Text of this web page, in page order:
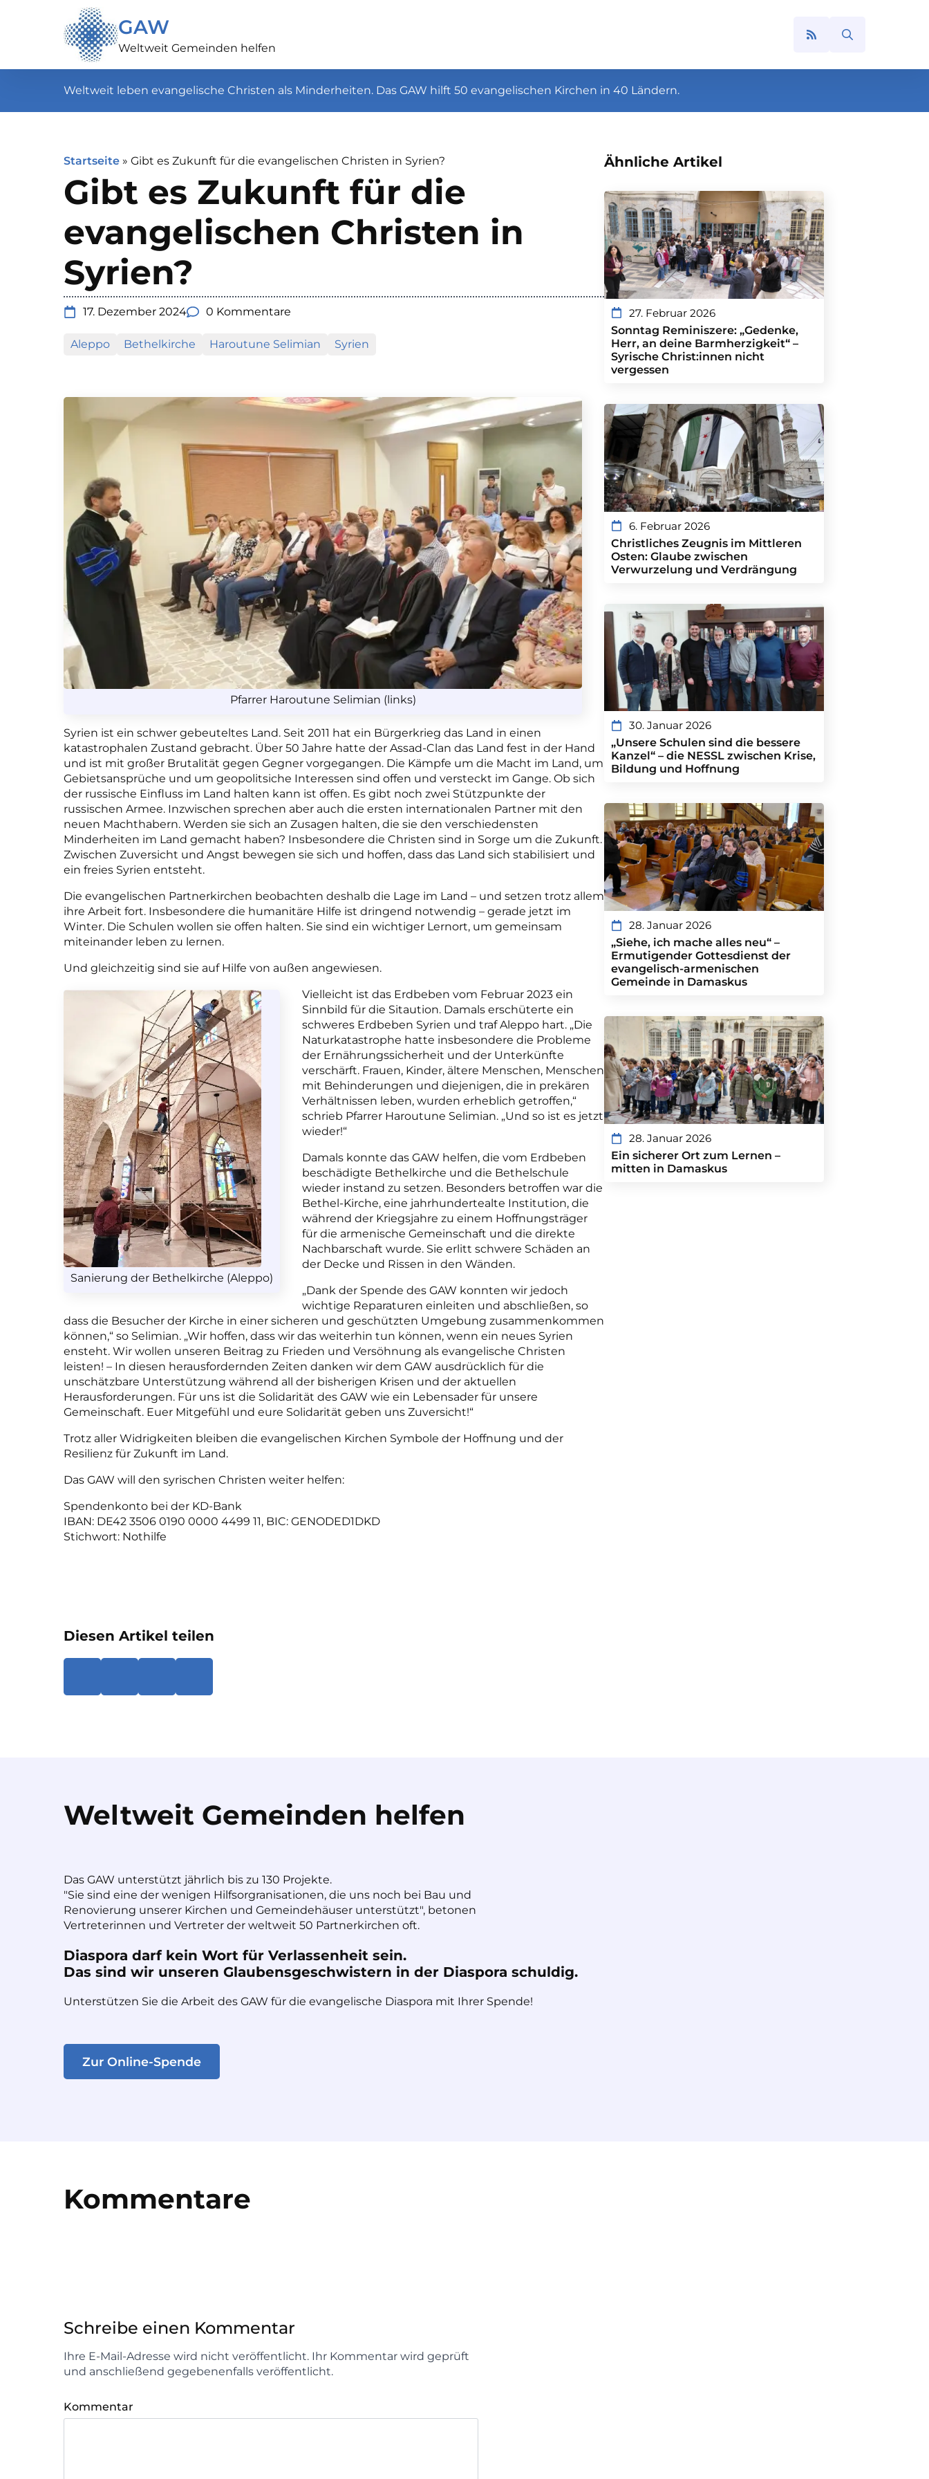
GAW
Weltweit Gemeinden helfen
Weltweit leben evangelische Christen als Minderheiten. Das GAW hilft 50 evangelischen Kirchen in 40 Ländern.
Startseite » Gibt es Zukunft für die evangelischen Christen in Syrien?
Gibt es Zukunft für die
evangelischen Christen in
Syrien?
17. Dezember 2024 0 Kommentare
Aleppo Bethelkirche Haroutune Selimian Syrien
Pfarrer Haroutune Selimian (links)
Syrien ist ein schwer gebeuteltes Land. Seit 2011 hat ein Bürgerkrieg das Land in einen
katastrophalen Zustand gebracht. Über 50 Jahre hatte der Assad-Clan das Land fest in der Hand
und ist mit großer Brutalität gegen Gegner vorgegangen. Die Kämpfe um die Macht im Land, um
Gebietsansprüche und um geopolitsiche Interessen sind offen und versteckt im Gange. Ob sich
der russische Einfluss im Land halten kann ist offen. Es gibt noch zwei Stützpunkte der
russischen Armee. Inzwischen sprechen aber auch die ersten internationalen Partner mit den
neuen Machthabern. Werden sie sich an Zusagen halten, die sie den verschiedensten
Minderheiten im Land gemacht haben? Insbesondere die Christen sind in Sorge um die Zukunft.
Zwischen Zuversicht und Angst bewegen sie sich und hoffen, dass das Land sich stabilisiert und
ein freies Syrien entsteht.
Die evangelischen Partnerkirchen beobachten deshalb die Lage im Land – und setzen trotz allem
ihre Arbeit fort. Insbesondere die humanitäre Hilfe ist dringend notwendig – gerade jetzt im
Winter. Die Schulen wollen sie offen halten. Sie sind ein wichtiger Lernort, um gemeinsam
miteinander leben zu lernen.
Und gleichzeitig sind sie auf Hilfe von außen angewiesen.
Sanierung der Bethelkirche (Aleppo)
Vielleicht ist das Erdbeben vom Februar 2023 ein
Sinnbild für die Sitaution. Damals erschüterte ein
schweres Erdbeben Syrien und traf Aleppo hart. „Die
Naturkatastrophe hatte insbesondere die Probleme
der Ernährungssicherheit und der Unterkünfte
verschärft. Frauen, Kinder, ältere Menschen, Menschen
mit Behinderungen und diejenigen, die in prekären
Verhältnissen leben, wurden erheblich getroffen,“
schrieb Pfarrer Haroutune Selimian. „Und so ist es jetzt
wieder!“
Damals konnte das GAW helfen, die vom Erdbeben
beschädigte Bethelkirche und die Bethelschule
wieder instand zu setzen. Besonders betroffen war die
Bethel-Kirche, eine jahrhundertealte Institution, die
während der Kriegsjahre zu einem Hoffnungsträger
für die armenische Gemeinschaft und die direkte
Nachbarschaft wurde. Sie erlitt schwere Schäden an
der Decke und Rissen in den Wänden.
„Dank der Spende des GAW konnten wir jedoch
wichtige Reparaturen einleiten und abschließen, so
dass die Besucher der Kirche in einer sicheren und geschützten Umgebung zusammenkommen
können,“ so Selimian. „Wir hoffen, dass wir das weiterhin tun können, wenn ein neues Syrien
ensteht. Wir wollen unseren Beitrag zu Frieden und Versöhnung als evangelische Christen
leisten! – In diesen herausfordernden Zeiten danken wir dem GAW ausdrücklich für die
unschätzbare Unterstützung während all der bisherigen Krisen und der aktuellen
Herausforderungen. Für uns ist die Solidarität des GAW wie ein Lebensader für unsere
Gemeinschaft. Euer Mitgefühl und eure Solidarität geben uns Zuversicht!“
Trotz aller Widrigkeiten bleiben die evangelischen Kirchen Symbole der Hoffnung und der
Resilienz für Zukunft im Land.
Das GAW will den syrischen Christen weiter helfen:
Spendenkonto bei der KD-Bank
IBAN: DE42 3506 0190 0000 4499 11, BIC: GENODED1DKD
Stichwort: Nothilfe
Diesen Artikel teilen
Ähnliche Artikel
27. Februar 2026
Sonntag Reminiszere: „Gedenke,
Herr, an deine Barmherzigkeit“ –
Syrische Christ:innen nicht
vergessen
6. Februar 2026
Christliches Zeugnis im Mittleren
Osten: Glaube zwischen
Verwurzelung und Verdrängung
30. Januar 2026
„Unsere Schulen sind die bessere
Kanzel“ – die NESSL zwischen Krise,
Bildung und Hoffnung
28. Januar 2026
„Siehe, ich mache alles neu“ –
Ermutigender Gottesdienst der
evangelisch-armenischen
Gemeinde in Damaskus
28. Januar 2026
Ein sicherer Ort zum Lernen –
mitten in Damaskus
Weltweit Gemeinden helfen
Das GAW unterstützt jährlich bis zu 130 Projekte.
"Sie sind eine der wenigen Hilfsorgranisationen, die uns noch bei Bau und
Renovierung unserer Kirchen und Gemeindehäuser unterstützt", betonen
Vertreterinnen und Vertreter der weltweit 50 Partnerkirchen oft.
Diaspora darf kein Wort für Verlassenheit sein.
Das sind wir unseren Glaubensgeschwistern in der Diaspora schuldig.
Unterstützen Sie die Arbeit des GAW für die evangelische Diaspora mit Ihrer Spende!
Zur Online-Spende
Kommentare
Schreibe einen Kommentar
Ihre E-Mail-Adresse wird nicht veröffentlicht. Ihr Kommentar wird geprüft
und anschließend gegebenenfalls veröffentlicht.
Kommentar